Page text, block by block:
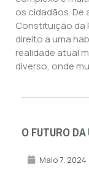
os cidadãos. De
Constituição da
direito a uma
realidade atual
diverso, onde
O FUTURO
Maio 7, 2024